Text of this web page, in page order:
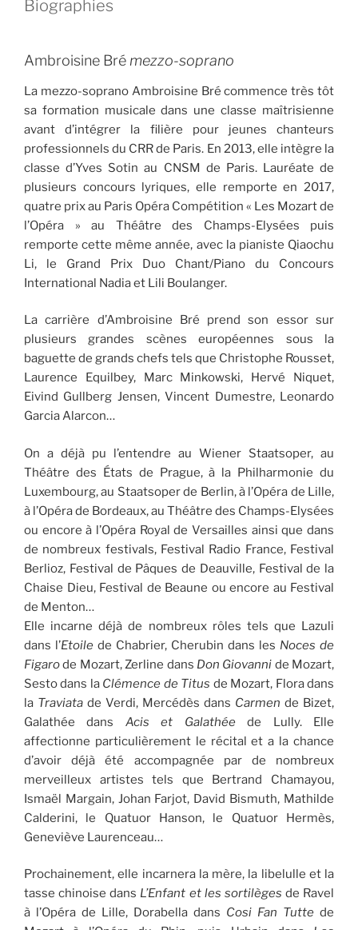
Biographies
Ambroisine Bré mezzo-soprano
La mezzo-soprano Ambroisine Bré commence très tôt
sa formation musicale dans une classe maîtrisienne
avant d’intégrer la filière pour jeunes chanteurs
professionnels du CRR de Paris. En 2013, elle intègre la
classe d’Yves Sotin au CNSM de Paris. Lauréate de
plusieurs concours lyriques, elle remporte en 2017,
quatre prix au Paris Opéra Compétition « Les Mozart de
l’Opéra » au Théâtre des Champs-Elysées puis
remporte cette même année, avec la pianiste Qiaochu
Li, le Grand Prix Duo Chant/Piano du Concours
International Nadia et Lili Boulanger.
La carrière d’Ambroisine Bré prend son essor sur
plusieurs grandes scènes européennes sous la
baguette de grands chefs tels que Christophe Rousset,
Laurence Equilbey, Marc Minkowski, Hervé Niquet,
Eivind Gullberg Jensen, Vincent Dumestre, Leonardo
Garcia Alarcon…
On a déjà pu l’entendre au Wiener Staatsoper, au
Théâtre des États de Prague, à la Philharmonie du
Luxembourg, au Staatsoper de Berlin, à l’Opéra de Lille,
à l’Opéra de Bordeaux, au Théâtre des Champs-Elysées
ou encore à l’Opéra Royal de Versailles ainsi que dans
de nombreux festivals, Festival Radio France, Festival
Berlioz, Festival de Pâques de Deauville, Festival de la
Chaise Dieu, Festival de Beaune ou encore au Festival
de Menton…
Elle incarne déjà de nombreux rôles tels que Lazuli
dans l’Etoile de Chabrier, Cherubin dans les Noces de
Figarode Mozart, Zerline dans Don Giovanni de Mozart,
Sesto dans la Clémence de Titus de Mozart, Flora dans
la Traviata de Verdi, Mercédès dans Carmen de Bizet,
Galathée dans Acis et Galathéede Lully. Elle
affectionne particulièrement le récital et a la chance
d’avoir déjà été accompagnée par de nombreux
merveilleux artistes tels que Bertrand Chamayou,
Ismaël Margain, Johan Farjot, David Bismuth, Mathilde
Calderini, le Quatuor Hanson, le Quatuor Hermès,
Geneviève Laurenceau…
Prochainement, elle incarnera la mère, la libelulle et la
tasse chinoise dans L’Enfant et les sortilèges de Ravel
à l’Opéra de Lille, Dorabella dans Cosi Fan Tutte de